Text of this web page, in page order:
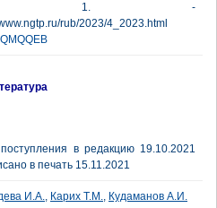
-
rub/2023/4_2023.html
QMQQEB
в редакцию 19.10.2021
в печать 15.11.2021
И.А., Карих Т.М., Кудаманов А.И.